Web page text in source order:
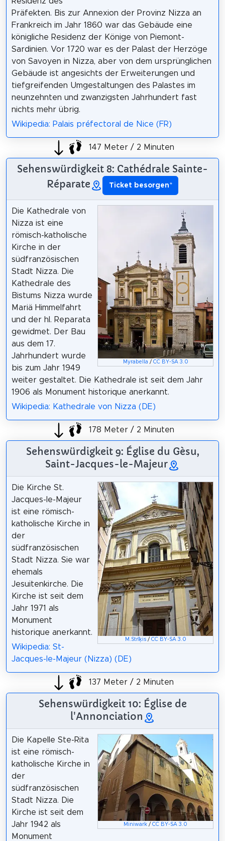
Präfekten. Bis zur Annexion der Provinz Nizza an
Frankreich im Jahr 1860 war das Gebäude eine
königliche Residenz der Könige von Piemont-
Sardinien. Vor 1720 war es der Palast der Herzöge
von Savoyen in Nizza, aber von dem ursprünglichen
Gebäude ist angesichts der Erweiterungen und
tiefgreifenden Umgestaltungen des Palastes im
neunzehnten und zwanzigsten Jahrhundert fast
nichts mehr übrig.
Wikipedia: Palais préfectoral de Nice (FR)
147 Meter / 2 Minuten
Sehenswürdigkeit 8: Cathédrale Sainte-
Réparate
Ticket besorgen*
Myrabella / CC BY-SA 3.0
Die Kathedrale von
Nizza ist eine
römisch-katholische
Kirche in der
südfranzösischen
Stadt Nizza. Die
Kathedrale des
Bistums Nizza wurde
Mariä Himmelfahrt
und der hl. Reparata
gewidmet. Der Bau
aus dem 17.
Jahrhundert wurde
bis zum Jahr 1949
weiter gestaltet. Die Kathedrale ist seit dem Jahr
1906 als Monument historique anerkannt.
Wikipedia: Kathedrale von Nizza (DE)
178 Meter / 2 Minuten
Sehenswürdigkeit 9: Église du Gèsu,
Saint-Jacques-le-Majeur
M.Strīķis/ CC BY-SA 3.0
Die Kirche St.
Jacques-le-Majeur
ist eine römisch-
katholische Kirche in
der
südfranzösischen
Stadt Nizza. Sie war
ehemals
Jesuitenkirche. Die
Kirche ist seit dem
Jahr 1971 als
Monument
historique anerkannt.
Wikipedia: St-
Jacques-le-Majeur (Nizza) (DE)
137 Meter / 2 Minuten
Sehenswürdigkeit 10: Église de
l'Annonciation
Miniwark /CC BY-SA 3.0
Die Kapelle Ste-Rita
ist eine römisch-
katholische Kirche in
der
südfranzösischen
Stadt Nizza. Die
Kirche ist seit dem
Jahr 1942 als
Monument